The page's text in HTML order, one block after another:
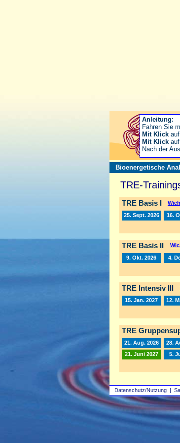
Datenschutz/Nutzung |
Bioenergetische
TRE-
TRE Basis I
25. Sept. 2026 16.
TRE Basis II
9. Okt. 2026 4.
TRE Intensiv III
15. Jan. 2027 12.
TRE
21. Aug. 2026 28.
21. Juni 2027
5.
Anleitung:
Fahren Sie
Mit Klick
Mit Klick
Nach der